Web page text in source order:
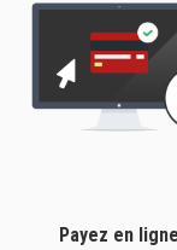
Payez en